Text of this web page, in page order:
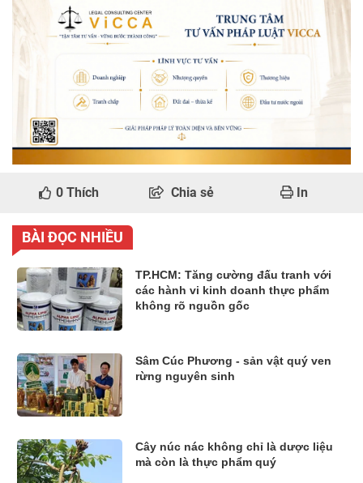
0 Thích Chia sẻ In
BÀI ĐỌC NHIỀU
TP.HCM: Tăng cường đấu tranh với
các hành vi kinh doanh thực phẩm
không rõ nguồn gốc
Sâm Cúc Phương - sản vật quý ven
rừng nguyên sinh
Cây núc nác không chỉ là dược liệu
mà còn là thực phẩm quý